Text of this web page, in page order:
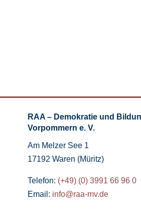
RAA – Demokratie und
Vorpommern e. V.
Am Melzer See 1
17192 Waren (Müritz)
Telefon: (+49) (0) 3991 66 96 0
Email: info@raa-mv.de